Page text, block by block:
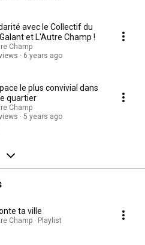
avec le Collectif du
et L'Autre Champ !
Champ
6 years ago
le plus convivial dans
quartier
Champ
5 years ago
ta ville
Champ · Playlist